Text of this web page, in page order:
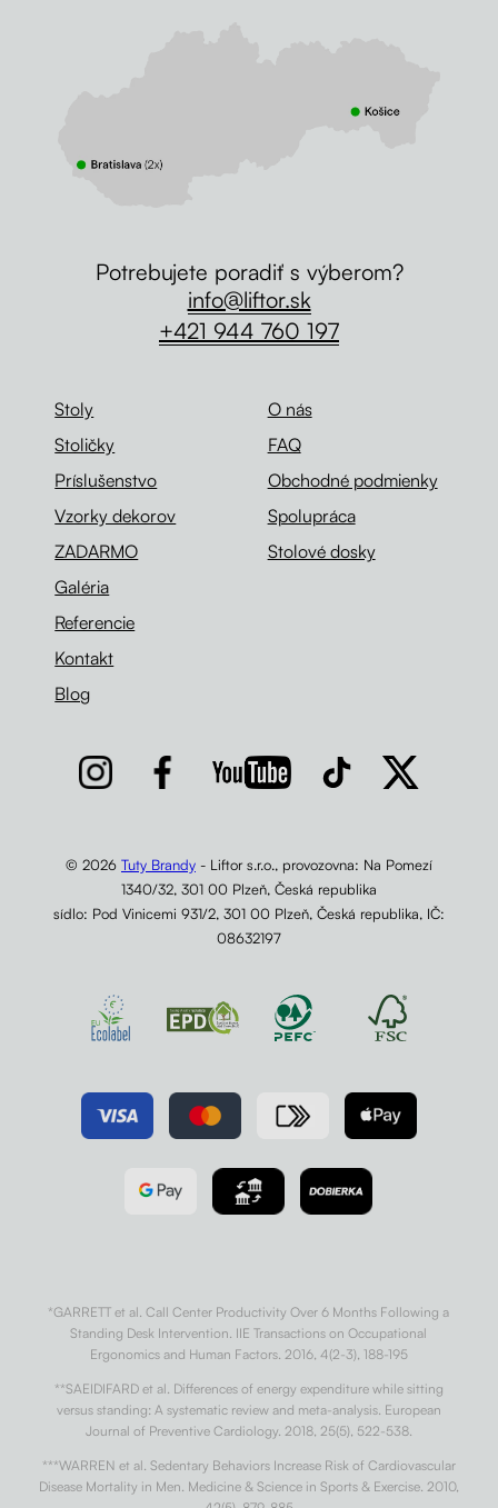
Stoly
Stoličky
Príslušenstvo
Vzorky dekorov
ZADARMO
Galéria
Referencie
Kontakt
Blog
O nás
FAQ
Obchodné podmienky
Spolupráca
Stolové dosky
Potrebujete poradiť s výberom?
info@liftor.sk
+421 944 760 197
© 2026 Tuty Brandy- Liftor s.r.o., provozovna: Na Pomezí
1340/32, 301 00 Plzeň, Česká republika
sídlo: Pod Vinicemi 931/2, 301 00 Plzeň, Česká republika, IČ:
08632197
*GARRETT et al. Call Center Productivity Over 6 Months Following a
Standing Desk Intervention. IIE Transactions on Occupational
Ergonomics and Human Factors. 2016, 4(2-3), 188-195
**SAEIDIFARD et al. Differences of energy expenditure while sitting
versus standing: A systematic review and meta-analysis. European
Journal of Preventive Cardiology. 2018, 25(5), 522-538.
***WARREN et al. Sedentary Behaviors Increase Risk of Cardiovascular
Disease Mortality in Men. Medicine & Science in Sports & Exercise. 2010,